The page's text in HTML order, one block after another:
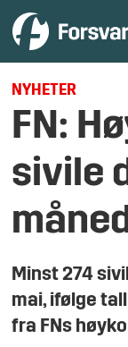
NYHETER
FN:
sivile
Minst 274
mai, ifølge
fra FNs